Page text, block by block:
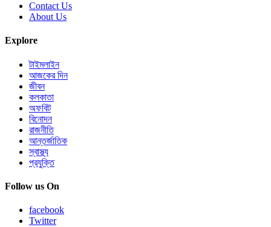
Contact Us
About Us
Explore
টাইমলাইন
আজকের দিন
জীবন
কলকাতা
অফবিট
বিনোদন
রাজনীতি
আন্তর্জাতিক
স্বাস্থ্য
প্রযুক্তি
Follow us On
facebook
Twitter